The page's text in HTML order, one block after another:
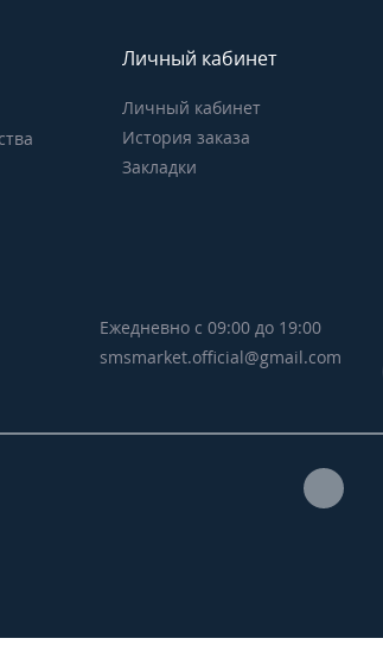
Личный кабинет
Личный кабинет
История заказа
Закладки
Ежедневно с 09:00 до 19:00
smsmarket.official@gmail.com